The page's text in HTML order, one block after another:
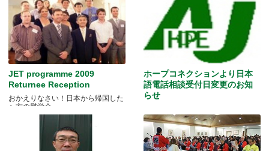
JET programme 2009
Returnee Reception
おかえりなさい！日本から帰国した
へ方の慰労会
ホープコネクションより日本
語電話相談受付日変更のお知
らせ